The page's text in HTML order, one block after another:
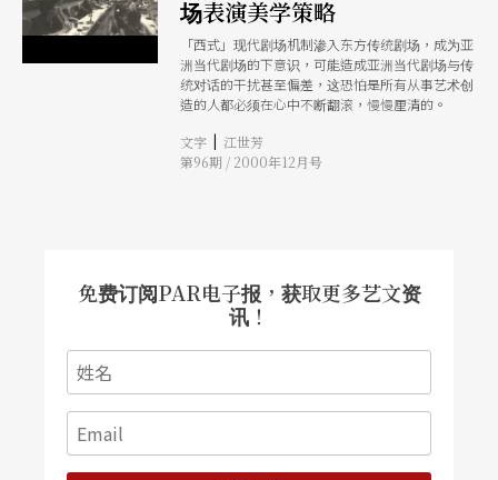
场表演美学策略
「西式」现代剧场机制渗入东方传统剧场，成为亚
洲当代剧场的下意识，可能造成亚洲当代剧场与传
统对话的干扰甚至偏差，这恐怕是所有从事艺术创
造的人都必须在心中不断翻滚，慢慢厘清的。
文字 | 江世芳
第96期 / 2000年12月号
免费订阅PAR电子报，获取更多艺文资
讯！